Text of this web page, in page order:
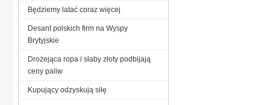
Będziemy latać coraz więcej
Desant polskich firm na Wyspy
Brytyjskie
Drożejąca ropa i słaby złoty podbijają
ceny paliw
Kupujący odzyskują siłę